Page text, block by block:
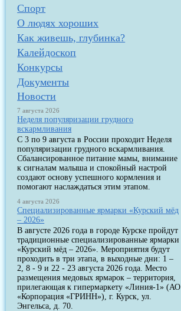
Спорт
О людях хороших
Как живешь, глубинка?
Калейдоскоп
Конкурсы
Документы
Новости
7 августа 2026
Неделя популяризации грудного
вскармливания
С 3 по 9 августа в России проходит Неделя
популяризации грудного вскармливания.
Сбалансированное питание мамы, внимание
к сигналам малыша и спокойный настрой
создают основу успешного кормления и
помогают наслаждаться этим этапом.
4 августа 2026
Специализированные ярмарки «Курский мёд
– 2026»
В августе 2026 года в городе Курске пройдут
традиционные специализированные ярмарки
«Курский мёд – 2026». Мероприятия будут
проходить в три этапа, в выходные дни: 1 –
2, 8 - 9 и 22 - 23 августа 2026 года. Место
размещения медовых ярмарок – территория,
прилегающая к гипермаркету «Линия-1» (АО
«Корпорация «ГРИНН»), г. Курск, ул.
Энгельса, д. 70.